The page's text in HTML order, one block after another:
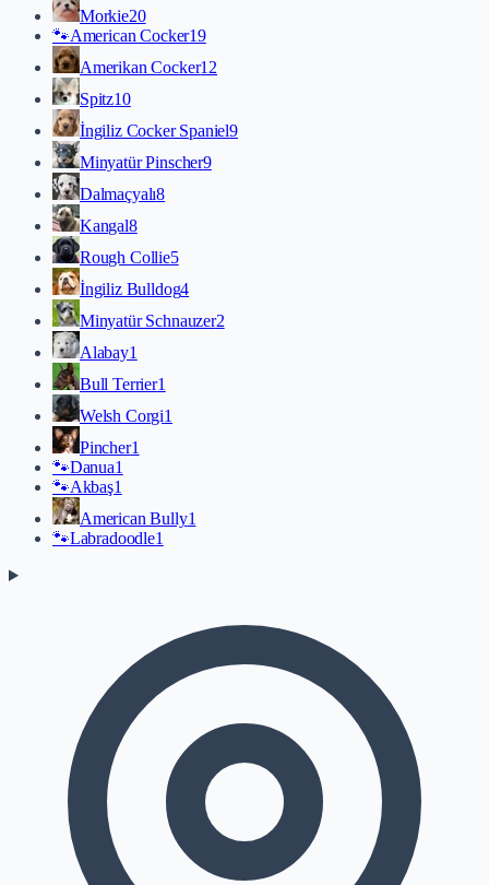
Morkie20
🐾American Cocker19
Amerikan Cocker12
Spitz10
İngiliz Cocker Spaniel9
Minyatür Pinscher9
Dalmaçyalı8
Kangal8
Rough Collie5
İngiliz Bulldog4
Minyatür Schnauzer2
Alabay1
Bull Terrier1
Welsh Corgi1
Pincher1
🐾Danua1
🐾Akbaş1
American Bully1
🐾Labradoodle1